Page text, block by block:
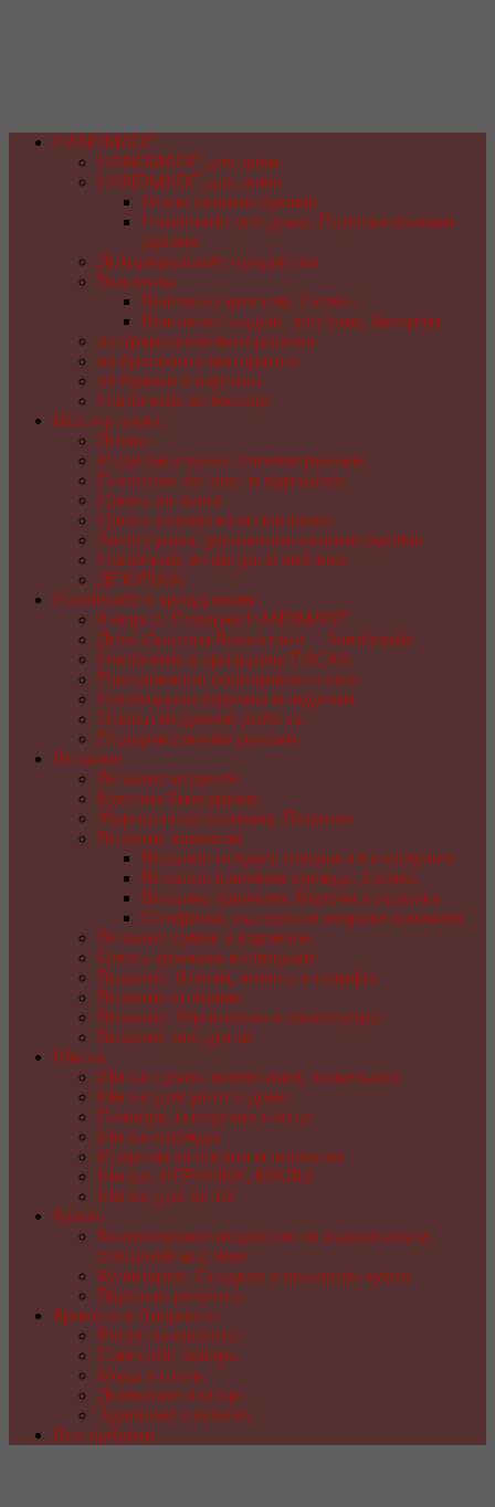
HANDMADE
HANDMADE для дачи
HANDMADE для дома
Мыло своими руками
Handmade для дома. Поделки своими
руками
Декорирование предметов
Вышивка
Вышивка крестом. Схемы
Вышивка гладью, лентами, бисером
из природных материалов
из бросового материала
из бумаги и картона
Handmade из бисера
Мастер-класс
Лепка
Игрушки и куклы своими руками
Плетение из газет и журналов
Цветы из ткани
Цветы и поделки из капрона
Аксессуары, украшения своими руками
Handmade из фетра и войлока
ДЕКУПАЖ
Handmade к праздникам
8 марта. Подарки HANDMADE
День Святого Валентина — handmade
Handmade к празднику ПАСХA
Праздничная сервировка стола
Новогодние игрушки и поделки
Открытки ручной работы
Подарки своими руками
Вязание
Вязание игрушек
Куколки Амигуруми
Журналы со схемами. Вязание
Вязание крючком
Вязание пледов, покрывал и подушек
Вязаная крючком одежда. Схемы
Вязание крючком. Мелочи и поделки
Салфетки, скатерти и коврики крючком
Вязание сумок и корзинок
Цветы крючком и спицами
Вязание. Шапки, шляпы и шарфы
Вязание спицами
Вязание. Украшения и аксессуары
Вязание для детей
Шитье
Шитье сумок, косметичек, кошельков
Шитье для уюта в доме
Пэчворк, лоскутное шитье
Шитье одежды
Игрушки из носков и перчаток
Шитье. ИГРУШКИ, КУКЛЫ
Шитье для детей
Кухня
Кондитерское искусство из марципана и
сахарной мастики
Кулинария. Сладкая и красивая кухня
Вкусные рецепты
Красота и Здоровье
Рецепты красоты
Сам себе лекарь
Мода и стиль
Движение и спорт
Здоровое питание
Все рубрики